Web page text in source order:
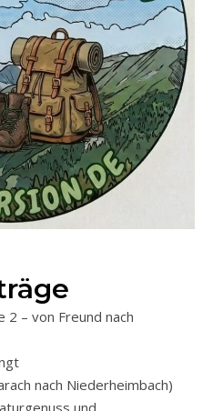
2 – von Freund nach
nach Niederheimbach)
und